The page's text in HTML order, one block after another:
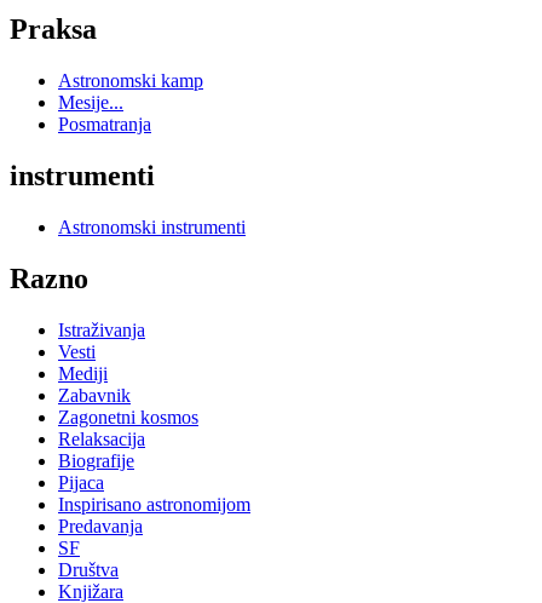
Praksa
Astronomski kamp
Mesije...
Posmatranja
instrumenti
Astronomski instrumenti
Razno
Istraživanja
Vesti
Mediji
Zabavnik
Zagonetni kosmos
Relaksacija
Biografije
Pijaca
Inspirisano astronomijom
Predavanja
SF
Društva
Knjižara